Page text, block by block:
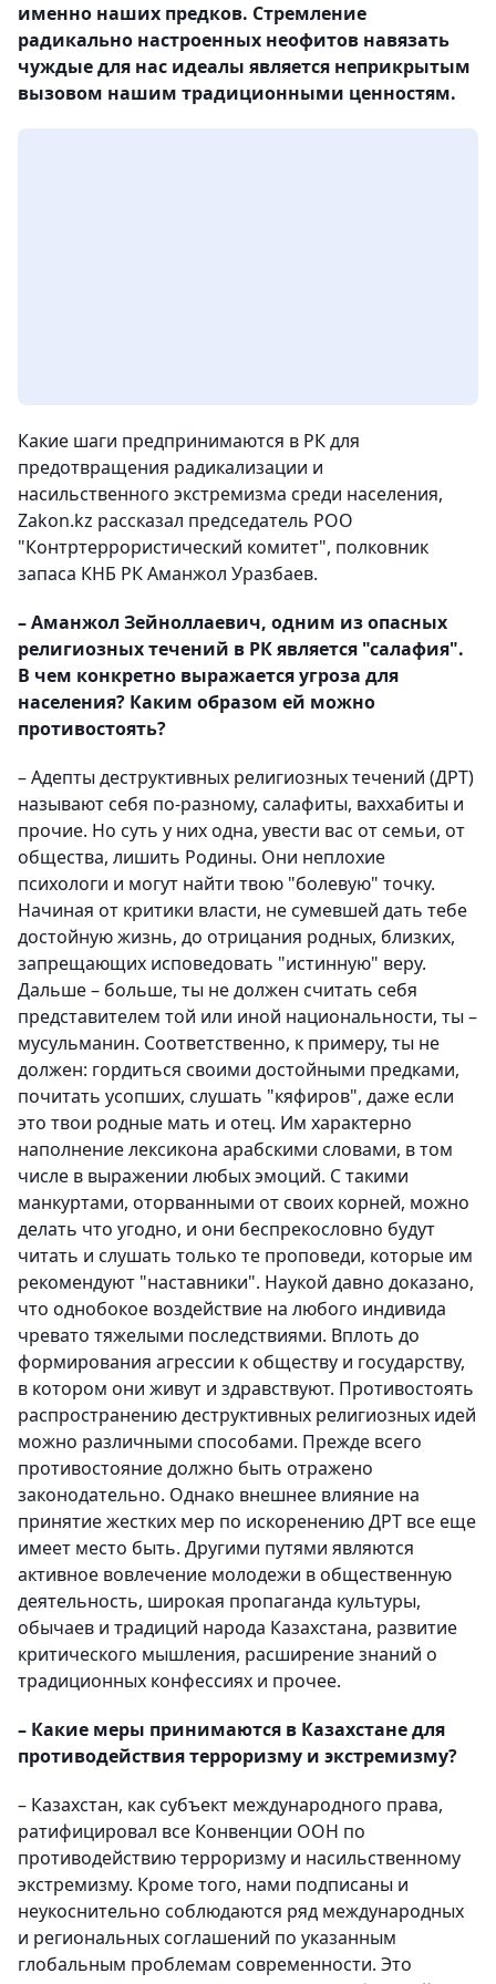
именно наших предков. Стремление
радикально настроенных неофитов навязать
чуждые для нас идеалы является неприкрытым
вызовом нашим традиционными ценностям.
Какие шаги предпринимаются в РК для
предотвращения радикализации и
насильственного экстремизма среди населения,
Zakon.kz рассказал председатель РОО
"Контртеррористический комитет", полковник
запаса КНБ РК Аманжол Уразбаев.
– Аманжол Зейноллаевич, одним из опасных
религиозных течений в РК является "салафия".
В чем конкретно выражается угроза для
населения? Каким образом ей можно
противостоять?
– Адепты деструктивных религиозных течений (ДРТ)
называют себя по-разному, салафиты, ваххабиты и
прочие. Но суть у них одна, увести вас от семьи, от
общества, лишить Родины. Они неплохие
психологи и могут найти твою "болевую" точку.
Начиная от критики власти, не сумевшей дать тебе
достойную жизнь, до отрицания родных, близких,
запрещающих исповедовать "истинную" веру.
Дальше – больше, ты не должен считать себя
представителем той или иной национальности, ты –
мусульманин. Соответственно, к примеру, ты не
должен: гордиться своими достойными предками,
почитать усопших, слушать "кяфиров", даже если
это твои родные мать и отец. Им характерно
наполнение лексикона арабскими словами, в том
числе в выражении любых эмоций. С такими
манкуртами, оторванными от своих корней, можно
делать что угодно, и они беспрекословно будут
читать и слушать только те проповеди, которые им
рекомендуют "наставники". Наукой давно доказано,
что однобокое воздействие на любого индивида
чревато тяжелыми последствиями. Вплоть до
формирования агрессии к обществу и государству,
в котором они живут и здравствуют. Противостоять
распространению деструктивных религиозных идей
можно различными способами. Прежде всего
противостояние должно быть отражено
законодательно. Однако внешнее влияние на
принятие жестких мер по искоренению ДРТ все еще
имеет место быть. Другими путями являются
активное вовлечение молодежи в общественную
деятельность, широкая пропаганда культуры,
обычаев и традиций народа Казахстана, развитие
критического мышления, расширение знаний о
традиционных конфессиях и прочее.
– Какие меры принимаются в Казахстане для
противодействия терроризму и экстремизму?
– Казахстан, как субъект международного права,
ратифицировал все Конвенции ООН по
противодействию терроризму и насильственному
экстремизму. Кроме того, нами подписаны и
неукоснительно соблюдаются ряд международных
и региональных соглашений по указанным
глобальным проблемам современности. Это